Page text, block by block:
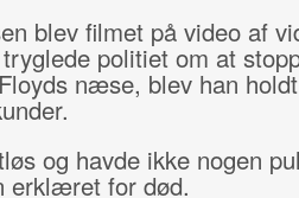
blev filmet på video af
politiet om at
næse, blev han
og havde ikke nogen
erklæret for død.